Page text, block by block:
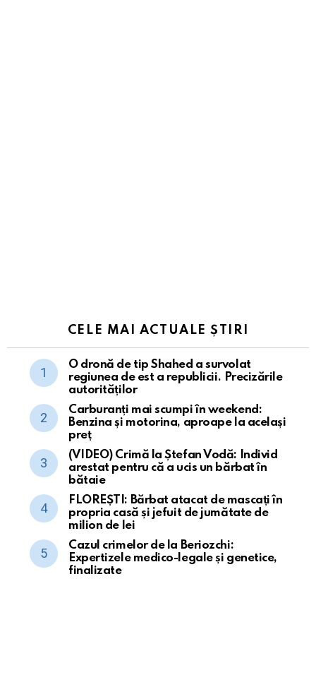
CELE MAI ACTUALE ȘTIRI
O dronă de tip Shahed a survolat
regiunea de est a republicii. Precizările
autorităților
Carburanți mai scumpi în weekend:
Benzina și motorina, aproape la același
preț
(VIDEO) Crimă la Ștefan Vodă: Individ
arestat pentru că a ucis un bărbat în
bătaie
FLOREȘTI: Bărbat atacat de mascați în
propria casă și jefuit de jumătate de
milion de lei
Cazul crimelor de la Beriozchi:
Expertizele medico-legale și genetice,
finalizate